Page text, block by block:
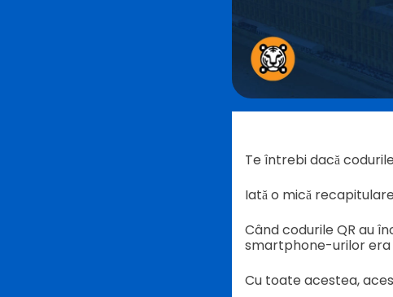
Te întrebi dacă
Iată o mică
Când codurile QR au
smartphone-urilor era
Cu toate acestea,